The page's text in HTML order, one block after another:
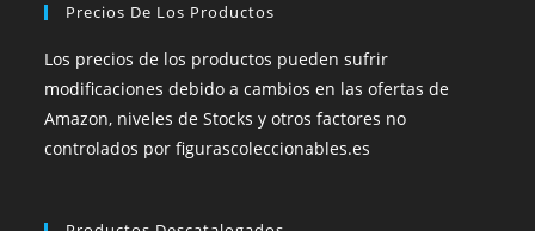
Precios De Los Productos
Los precios de los productos pueden sufrir
modificaciones debido a cambios en las ofertas de
Amazon, niveles de Stocks y otros factores no
controlados por figurascoleccionables.es